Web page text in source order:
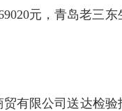
元，青岛老三东
有限公司送达检